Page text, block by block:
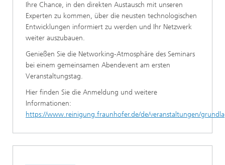
Ihre Chance, in den direkten Austausch mit unseren
Experten zu kommen, über die neusten technologischen
Entwicklungen informiert zu werden und Ihr Netzwerk
weiter auszubauen.
Genießen Sie die Networking-Atmosphäre des Seminars
bei einem gemeinsamen Abendevent am ersten
Veranstaltungstag.
Hier finden Sie die Anmeldung und weitere
Informationen:
https://www.reinigung.fraunhofer.de/de/veranstaltungen/